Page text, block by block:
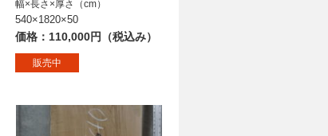
幅×長さ×厚さ（cm）
540×1820×50
価格：110,000円（税込み）
販売中